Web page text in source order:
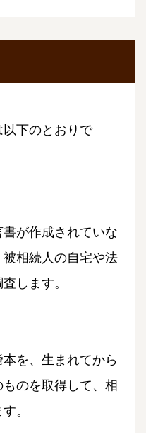
下のとおりで
が作成されていな
相続人の自宅や法
します。
を、生まれてから
のを取得して、相
。